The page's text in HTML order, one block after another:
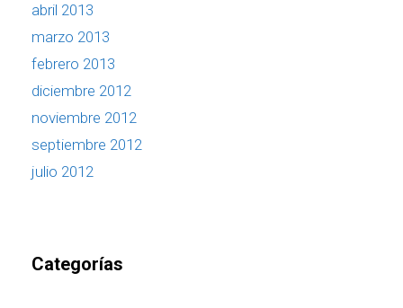
abril 2013
marzo 2013
febrero 2013
diciembre 2012
noviembre 2012
septiembre 2012
julio 2012
Categorías